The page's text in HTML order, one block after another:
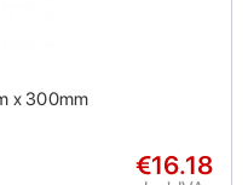
x 300mm
€16.18